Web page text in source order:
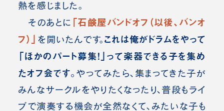
熱を感じました。
そのあとに 「石鹸屋バンドオフ（以後、バンオ
フ）」 を開いたんです。 これは俺がドラムをやって
「ほかのパート募集！」って楽器できる子を集め
たオフ会です。 やってみたら、集まってきた子が
みんなサークルをやりたくなったり、普段もライ
ブで演奏する機会が全然なくて、みたいな子も